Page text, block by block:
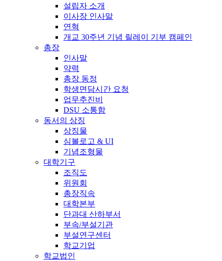
설립자 소개
이사장 인사말
연혁
개교 30주년 기념 릴레이 기부 캠페인
총장
인사말
약력
총장 동정
학생면담시간 요청
업무추진비
DSU 소통함
동서의 상징
상징물
심볼로고 & UI
기념조형물
대학기구
조직도
위원회
총장직속
대학본부
단과대 산하부서
부속/부설기관
부설연구센터
학교기업
학교법인